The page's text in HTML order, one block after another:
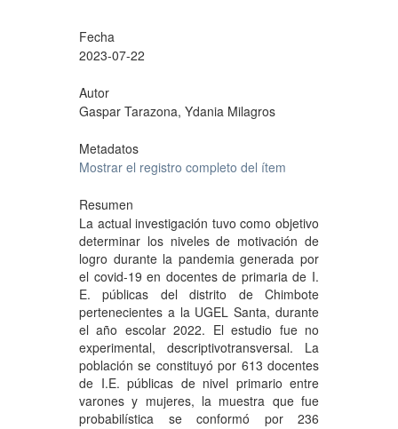
Fecha
2023-07-22
Autor
Gaspar Tarazona, Ydania Milagros
Metadatos
Mostrar el registro completo del ítem
Resumen
La actual investigación tuvo como objetivo
determinar los niveles de motivación de
logro durante la pandemia generada por
el covid-19 en docentes de primaria de I.
E. públicas del distrito de Chimbote
pertenecientes a la UGEL Santa, durante
el año escolar 2022. El estudio fue no
experimental, descriptivotransversal. La
población se constituyó por 613 docentes
de I.E. públicas de nivel primario entre
varones y mujeres, la muestra que fue
probabilística se conformó por 236